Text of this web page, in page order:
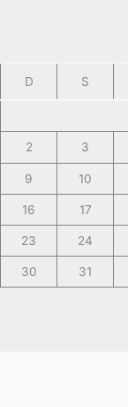
D S
2 3
9 10
16 17
23 24
30 31